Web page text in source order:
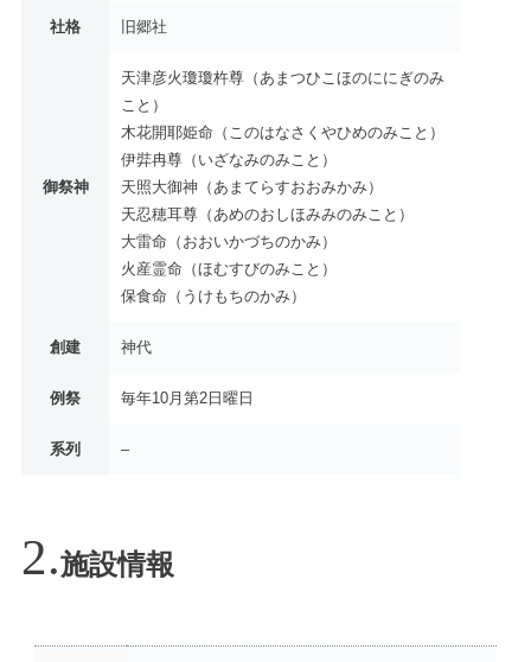
社格 旧郷社
御祭神
天津彦火瓊瓊杵尊（あまつひこほのににぎのみ
こと）
木花開耶姫命（このはなさくやひめのみこと）
伊弉冉尊（いざなみのみこと）
天照大御神（あまてらすおおみかみ）
天忍穂耳尊（あめのおしほみみのみこと）
大雷命（おおいかづちのかみ）
火産霊命（ほむすびのみこと）
保食命（うけもちのかみ）
創建 神代
例祭 毎年10月第2日曜日
系列 –
施設情報